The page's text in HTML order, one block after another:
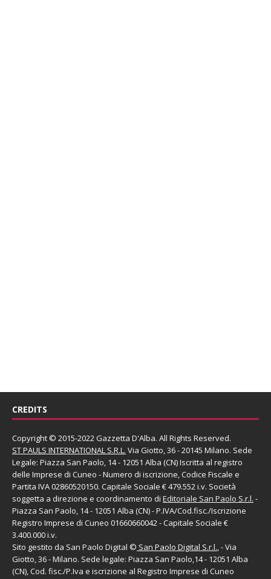
CREDITS
Copyright © 2015-2022 Gazzetta D'Alba. All Rights Reserved.
ST PAULS INTERNATIONAL S.R.L. Via Giotto, 36 - 20145 Milano. Sede
Legale: Piazza San Paolo, 14 - 12051 Alba (CN) Iscritta al registro
delle Imprese di Cuneo - Numero di iscrizione, Codice Fiscale e
Partita IVA 02860520150. Capitale Sociale € 479.552 i.v. Società
soggetta a direzione e coordinamento di Editoriale San Paolo S.r.l. -
Piazza San Paolo, 14 - 12051 Alba (CN) - P.IVA/Cod.fisc./Iscrizione
Registro Imprese di Cuneo 01660660042 - Capitale Sociale €
3.400.000 i.v.
Sito gestito da San Paolo Digital © San Paolo Digital S.r.l., - Via
Giotto, 36 - Milano. Sede legale: Piazza San Paolo,14 - 12051 Alba
(CN), Cod. fisc./P.Iva e iscrizione al Registro Imprese di Cuneo